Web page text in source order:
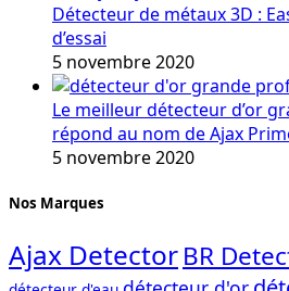
Détecteur de métaux 3D :
d’essai
5 novembre 2020
Le meilleur détecteur d’or
répond au nom de Ajax
5 novembre 2020
Nos Marques
Ajax DetectorBR